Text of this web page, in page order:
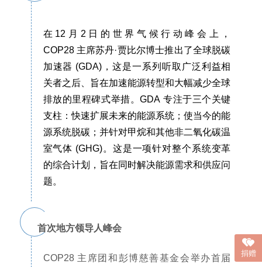
在12月2日 的世界气候行动峰会上，
COP28 主席苏丹·贾比尔博士推出了全球脱碳
加速器 (GDA)，这是一系列听取 广泛利益相
关者之后、
旨在加速能源转型和大幅减少全球
排放的里程碑式举措。GDA 专注于三个关键
支柱：快速扩展未来的能源系统；使当今的能
源系统脱碳；并针对甲烷和其他非二氧化碳温
室气体 (GHG)。这是一项针对整个系统变革
的综合计划， 旨在同时解决能源需求和供应问
题。
首次地方领导人峰会
COP28 主席团和彭博慈善基金会举办首届
捐赠